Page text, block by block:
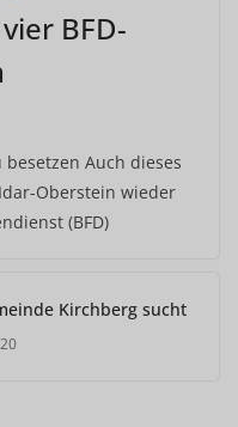
BFD-
besetzen Auch dieses
Oberstein wieder
(BFD)
Kirchberg sucht